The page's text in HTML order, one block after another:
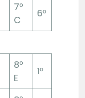
7º
C
6º
8º
E
1º